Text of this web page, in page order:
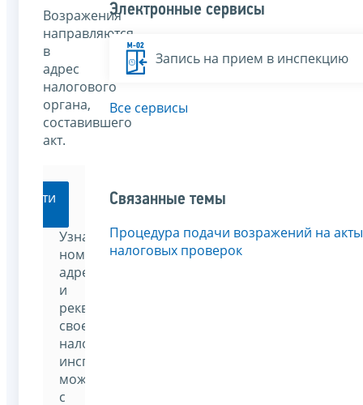
Возражения
направляются
в
адрес
налогового
органа,
составившего
акт.
Перейти
Узнать
номер,
адрес
и
реквизиты
своей
налоговой
инспекции
можно
с
Электронные сервисы
Запись на прием в инспекцию
Все сервисы
Связанные темы
Процедура подачи возражений на акты
налоговых проверок